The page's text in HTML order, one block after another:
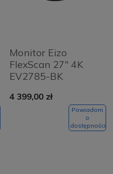
Monitor Eizo
FlexScan 27" 4K
EV2785-BK
4 399,00 zł
Powiadom
o
dostępności